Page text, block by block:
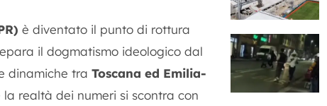
è diventato il punto di rottura
il dogmatismo ideologico dal
dinamiche tra Toscana ed Emilia-
realtà dei numeri si scontra con